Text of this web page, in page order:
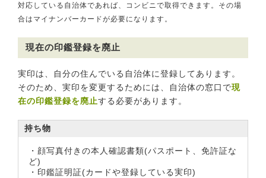
対応している自治体であれば、コンビニで取得できます。その場
合はマイナンバーカードが必要になります。
現在の印鑑登録を廃止
実印は、自分の住んでいる自治体に登録してあります。
そのため、実印を変更するためには、自治体の窓口で現
在の印鑑登録を廃止する必要があります。
持ち物
・顔写真付きの本人確認書類(パスポート、免許証な
ど)
・印鑑証明証(カードや登録している実印)